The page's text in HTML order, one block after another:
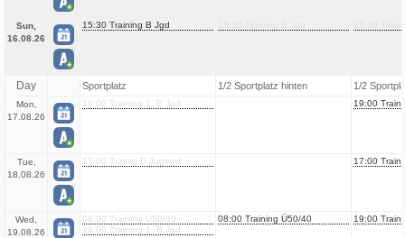
Sun,
16.08.26
15:30 Training B Jgd
Day Sportplatz 1/2 Sportplatz hinten 1/2
Mon,
17.08.26
19:00 Training 1. B Jgd 19:00
Tue,
18.08.26
17:00 Trainig D Jugend 17:00
Wed,
19.08.26
08:00 Training Ü50/40
19:00 Training 1. B Jgd
08:00 Training Ü50/40 19:00